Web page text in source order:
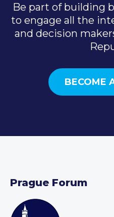
Be part of building
to engage all the
and decision
BECOME
Prague Forum